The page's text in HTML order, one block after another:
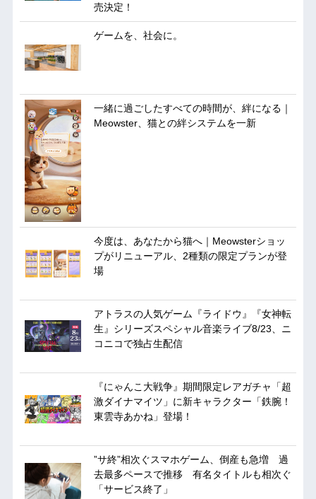
売決定！
ゲームを、社会に。
一緒に過ごしたすべての時間が、絆になる｜
Meowster、猫との絆システムを一新
今度は、あなたから猫へ｜Meowsterショッ
プがリニューアル、2種類の限定プランが登
場
アトラスの人気ゲーム『ライドウ』『女神転
生』シリーズスペシャル音楽ライブ8/23、ニ
コニコで独占生配信
『にゃんこ大戦争』期間限定レアガチャ「超
激ダイナマイツ」に新キャラクター「鉄腕！
東雲寺あかね」登場！
”サ終”相次ぐスマホゲーム、倒産も急増 過
去最多ペースで推移 有名タイトルも相次ぐ
「サービス終了」